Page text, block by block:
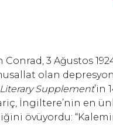
3 Ağustos
olan
Supplement’in
İngiltere’nin en
övüyordu: